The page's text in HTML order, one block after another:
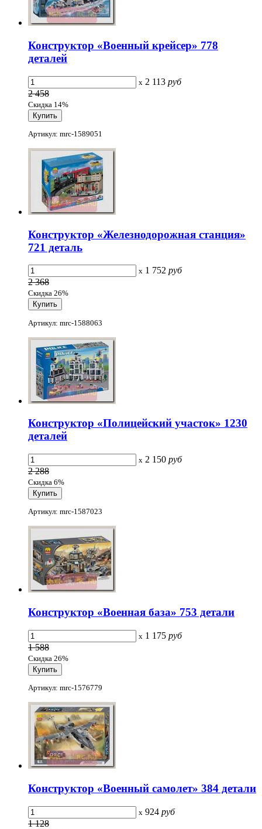
Конструктор «Военный крейсер» 778
деталей
x 2 113 руб
2 458
Скидка 14%
Артикул: mrc-1589051
Конструктор «Железнодорожная станция»
721 деталь
x 1 752 руб
2 368
Скидка 26%
Артикул: mrc-1588063
Конструктор «Полицейский участок» 1230
деталей
x 2 150 руб
2 288
Скидка 6%
Артикул: mrc-1587023
Конструктор «Военная база» 753 детали
x 1 175 руб
1 588
Скидка 26%
Артикул: mrc-1576779
Конструктор «Военный самолет» 384 детали
x 924 руб
1 128